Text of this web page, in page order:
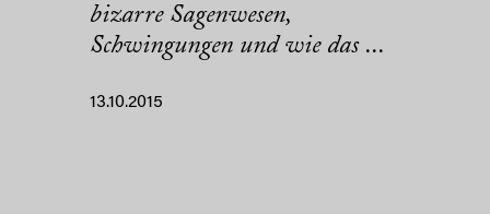
bizarre Sagenwesen,
Schwingungen und wie das ...
13.10.2015